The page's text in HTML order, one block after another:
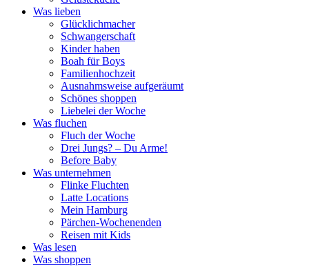
Was lieben
Glücklichmacher
Schwangerschaft
Kinder haben
Boah für Boys
Familienhochzeit
Ausnahmsweise aufgeräumt
Schönes shoppen
Liebelei der Woche
Was fluchen
Fluch der Woche
Drei Jungs? – Du Arme!
Before Baby
Was unternehmen
Flinke Fluchten
Latte Locations
Mein Hamburg
Pärchen-Wochenenden
Reisen mit Kids
Was lesen
Was shoppen